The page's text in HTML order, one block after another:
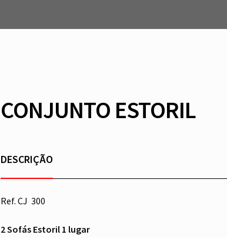
CONJUNTO ESTORIL
DESCRIÇÃO
Ref. CJ 300
2 Sofás Estoril 1 lugar